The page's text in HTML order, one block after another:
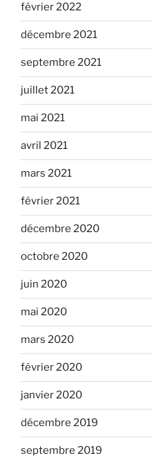
février 2022
décembre 2021
septembre 2021
juillet 2021
mai 2021
avril 2021
mars 2021
février 2021
décembre 2020
octobre 2020
juin 2020
mai 2020
mars 2020
février 2020
janvier 2020
décembre 2019
septembre 2019